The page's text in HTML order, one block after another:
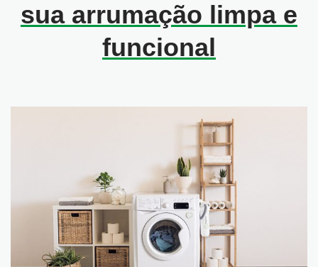
sua arrumação limpa e
funcional